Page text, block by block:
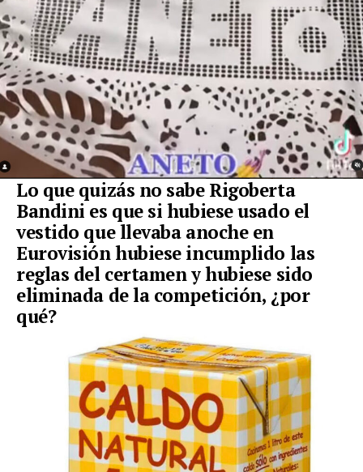
Lo que quizás no sabe Rigoberta
Bandini es que si hubiese usado el
vestido que llevaba anoche en
Eurovisión hubiese incumplido las
reglas del certamen y hubiese sido
eliminada de la competición, ¿por
qué?